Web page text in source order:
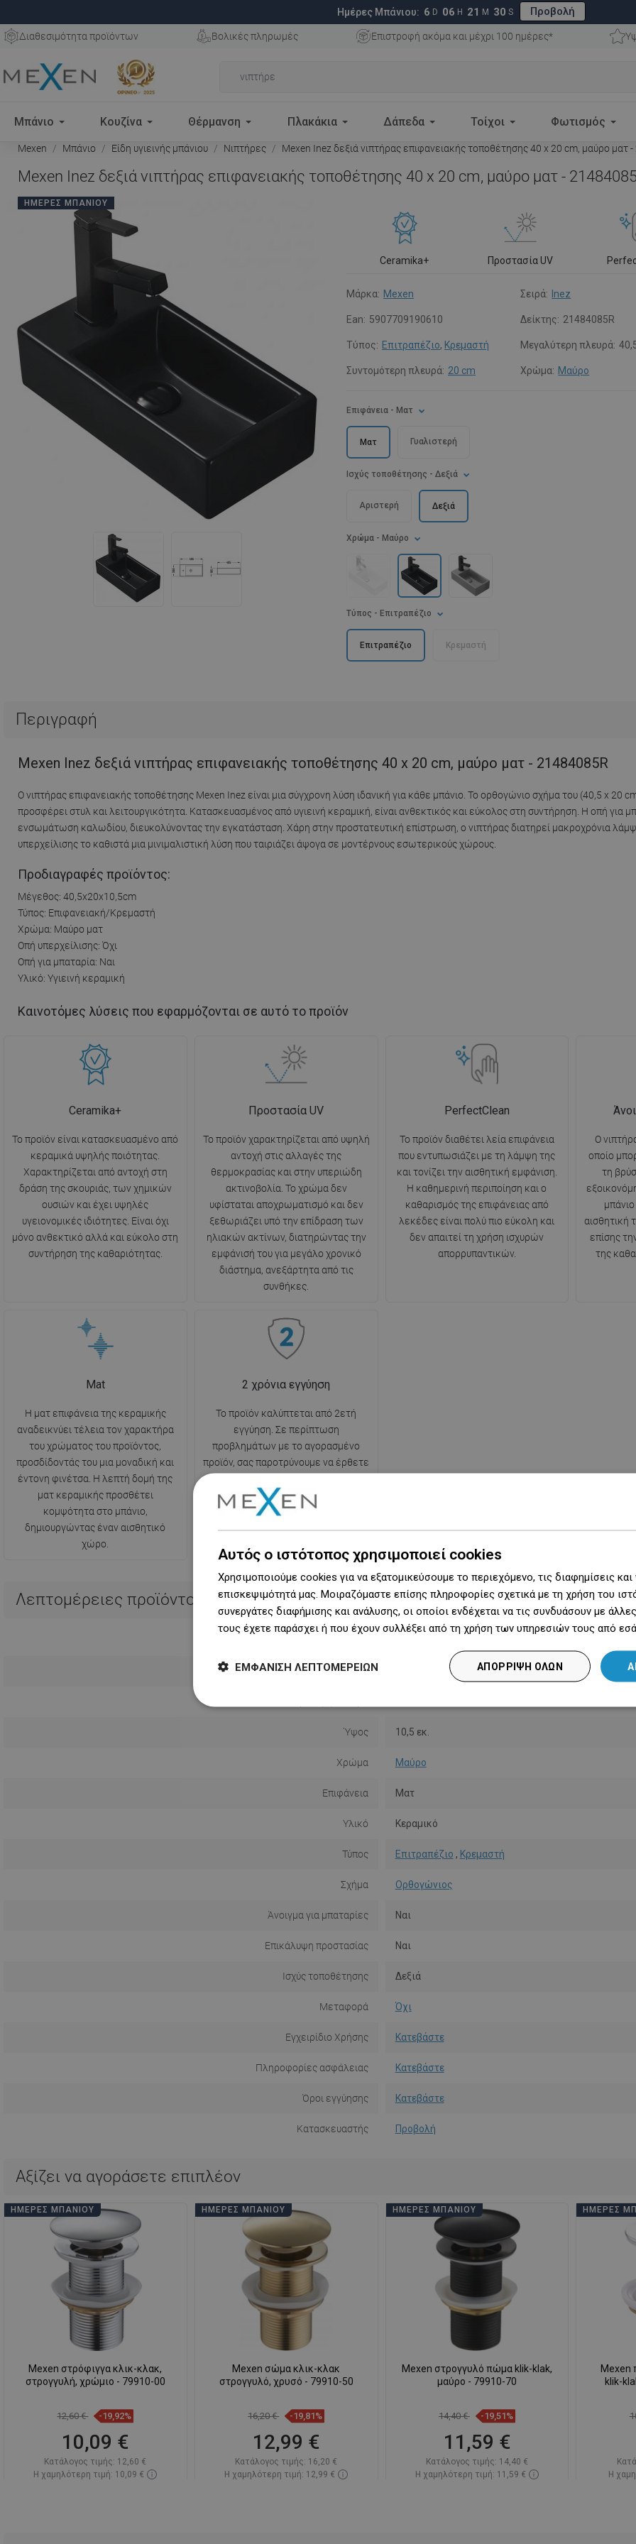
Ημέρες Μπάνιου: 6 D 06 H 21 M 29 S Προβολή
Διαθεσιμότητα προϊόντων Βολικές πληρωμές Επιστροφή ακόμα και μέχρι 100 ημέρες*
Μπάνιο Κουζίνα Θέρμανση Πλακάκια Δάπεδα Τοίχοι Φωτισμός
Mexen Μπάνιο Είδη υγιεινής μπάνιου Νιπτήρες Mexen Inez δεξιά νιπτήρας επιφανειακής τοποθέτησης 40 x 20 cm, μαύρο ματ
Mexen Inez δεξιά νιπτήρας επιφανειακής τοποθέτησης 40 x 20 cm, μαύρο ματ -
ΗΜΈΡΕΣ ΜΠΆΝΙΟΥ
Ceramika+ Προστασία UV
Μάρκα: Mexen Σειρά: Inez
Ean: 5907709190610 Δείκτης: 21484085R
Τύπος: Επιτραπέζιο, Κρεμαστή Μεγαλύτερη πλευρά:
Συντομότερη πλευρά: 20 cm Χρώμα: Μαύρο
Χρώμα - Μαύρο
Επιφάνεια - Ματ
Ματ Γυαλιστερή
Τύπος - Επιτραπέζιο
Κρεμαστή
Επιτραπέζιο
Ισχύς τοποθέτησης - Δεξιά
Δεξιά
Αριστερή
Περιγραφή
Mexen Inez δεξιά νιπτήρας επιφανειακής τοποθέτησης 40 x 20 cm, μαύρο ματ - 21484085R
Ο νιπτήρας επιφανειακής τοποθέτησης Mexen Inez είναι μια σύγχρονη λύση ιδανική για κάθε μπάνιο. Το ορθογώνιο σχήμα του (40,5 x 20
προσφέρει στυλ και λειτουργικότητα. Κατασκευασμένος από υγιεινή κεραμική, είναι ανθεκτικός και εύκολος στη συντήρηση. Η οπή για
ενσωμάτωση καλωδίου, διευκολύνοντας την εγκατάσταση. Χάρη στην προστατευτική επίστρωση, ο νιπτήρας διατηρεί μακροχρόνια
υπερχείλισης το καθιστά μια μινιμαλιστική λύση που ταιριάζει άψογα σε μοντέρνους εσωτερικούς χώρους.
Προδιαγραφές προϊόντος:
Μέγεθος: 40,5x20x10,5cm
Τύπος: Επιφανειακή/Κρεμαστή
Χρώμα: Μαύρο ματ
Οπή υπερχείλισης: Όχι
Οπή για μπαταρία: Ναι
Υλικό: Υγιεινή κεραμική
Καινοτόμες λύσεις που εφαρμόζονται σε αυτό το προϊόν
Ceramika+
Το προϊόν είναι κατασκευασμένο από
κεραμικά υψηλής ποιότητας.
Χαρακτηρίζεται από αντοχή στη
δράση της σκουριάς, των χημικών
ουσιών και έχει υψηλές
υγειονομικές ιδιότητες. Είναι όχι
μόνο ανθεκτικό αλλά και εύκολο στη
συντήρηση της καθαριότητας.
Προστασία UV
Το προϊόν χαρακτηρίζεται από υψηλή
αντοχή στις αλλαγές της
θερμοκρασίας και στην υπεριώδη
ακτινοβολία. Το χρώμα δεν
υφίσταται αποχρωματισμό και δεν
ξεθωριάζει υπό την επίδραση των
ηλιακών ακτίνων, διατηρώντας την
εμφάνισή του για μεγάλο χρονικό
διάστημα, ανεξάρτητα από τις
συνθήκες.
PerfectClean
Το προϊόν διαθέτει λεία επιφάνεια
που εντυπωσιάζει με τη λάμψη της
και τονίζει την αισθητική εμφάνιση.
Η καθημερινή περιποίηση και ο
καθαρισμός της επιφάνειας από
λεκέδες είναι πολύ πιο εύκολη και
δεν απαιτεί τη χρήση ισχυρών
απορρυπαντικών.
Ο
οποίο
τη
αισθητική
επίσης
της
Mat
Η ματ επιφάνεια της κεραμικής
αναδεικνύει τέλεια τον χαρακτήρα
του χρώματος του προϊόντος,
προσδίδοντάς του μια μοναδική και
έντονη φινέτσα. Η λεπτή δομή της
ματ κεραμικής προσθέτει
κομψότητα στο μπάνιο,
δημιουργώντας έναν αισθητικό
χώρο.
2 χρόνια εγγύηση
Το προϊόν καλύπτεται από 2ετή
εγγύηση. Σε περίπτωση
προβλημάτων με το αγορασμένο
προϊόν, σας παροτρύνουμε να έρθετε
επικοινωνίας ή τηλεφωνικά στον
αριθμό της γραμμής υποστήριξης.
Λεπτομέρειες προϊόντος
Μεγαλύτερη πλευρά
Ύψος 10,5 εκ.
Χρώμα Μαύρο
Επιφάνεια Ματ
Υλικό Κεραμικό
Τύπος Επιτραπέζιο , Κρεμαστή
Σχήμα Ορθογώνιος
Άνοιγμα για μπαταρίες Ναι
Επικάλυψη προστασίας Ναι
Ισχύς τοποθέτησης Δεξιά
Μεταφορά Όχι
Εγχειρίδιο Χρήσης Κατεβάστε
Πληροφορίες ασφάλειας Κατεβάστε
Όροι εγγύησης Κατεβάστε
Κατασκευαστής Προβολή
Αξίζει να αγοράσετε επιπλέον
ΗΜΈΡΕΣ ΜΠΆΝΙΟΥ
Mexen στρόφιγγα κλικ-κλακ,
στρογγυλή, χρώμιο - 79910-00
12,60 € -19,92%
10,09 €
Κατάλογος τιμής: 12,60 €
Η χαμηλότερη τιμή: 10,09 €
ΗΜΈΡΕΣ ΜΠΆΝΙΟΥ
Mexen σώμα κλικ-κλακ
στρογγυλό, χρυσό - 79910-50
16,20 € -19,81%
12,99 €
Κατάλογος τιμής: 16,20 €
Η χαμηλότερη τιμή: 12,99 €
ΗΜΈΡΕΣ ΜΠΆΝΙΟΥ
Mexen στρογγυλό πώμα klik-klak,
μαύρο - 79910-70
14,40 € -19,51%
11,59 €
Κατάλογος τιμής: 14,40 €
Η χαμηλότερη τιμή: 11,59 €
ΗΜΈΡΕΣ
Mexen
klik-
Η
Αυτός ο ιστότοπος χρησιμοποιεί cookies
Χρησιμοποιούμε cookies για να εξατομικεύσουμε το περιεχόμενο, τις διαφημίσεις
επισκεψιμότητά μας. Μοιραζόμαστε επίσης πληροφορίες σχετικά με τη χρήση του
συνεργάτες διαφήμισης και ανάλυσης, οι οποίοι ενδέχεται να τις συνδυάσουν με
τους έχετε παράσχει ή που έχουν συλλέξει από τη χρήση των υπηρεσιών τους από
ΑΠΌΡΡΙΨΗ ΌΛΩΝ
ΕΜΦΆΝΙΣΗ ΛΕΠΤΟΜΕΡΕΙΏΝ